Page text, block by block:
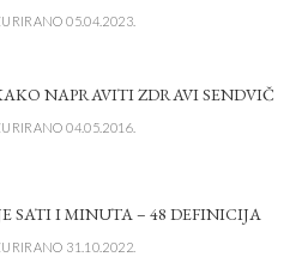
05.04.2023.
NAPRAVITI ZDRAVI SENDVIČ
04.05.2016.
SATI I MINUTA – 48 DEFINICIJA
31.10.2022.